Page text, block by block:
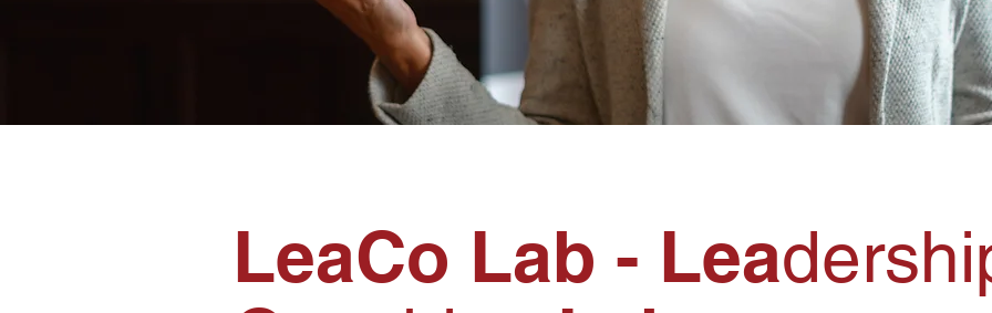
LeaCo Lab - Lea